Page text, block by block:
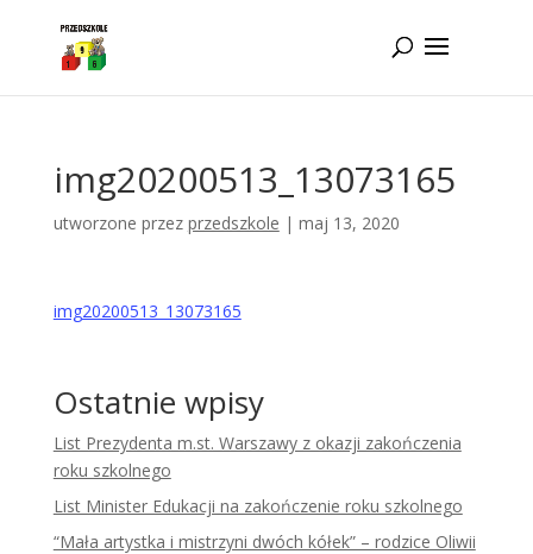
img20200513_13073165
utworzone przez przedszkole | maj 13, 2020
img20200513_13073165
Ostatnie wpisy
List Prezydenta m.st. Warszawy z okazji zakończenia
roku szkolnego
List Minister Edukacji na zakończenie roku szkolnego
“Mała artystka i mistrzyni dwóch kółek” – rodzice Oliwii